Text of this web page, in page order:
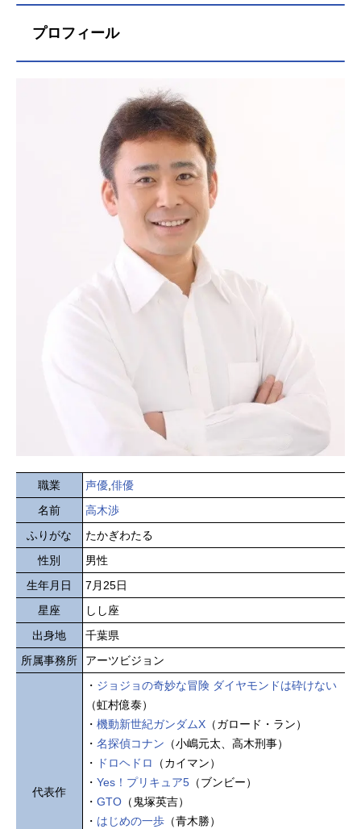
プロフィール
職業 声優,俳優
名前
高木渉
ふりがな
たかぎわたる
性別
男性
生年月日
7月25日
星座
しし座
出身地
千葉県
所属事務所
アーツビジョン
代表作
・ ジョジョの奇妙な冒険 ダイヤモンドは砕けない
（虹村億泰）
・ 機動新世紀ガンダムX （ガロード・ラン）
・ 名探偵コナン （小嶋元太、高木刑事）
・
ドロヘドロ
（カイマン）
・ Yes！プリキュア5 （ブンビー）
・ GTO （鬼塚英吉）
・ はじめの一歩 （青木勝）